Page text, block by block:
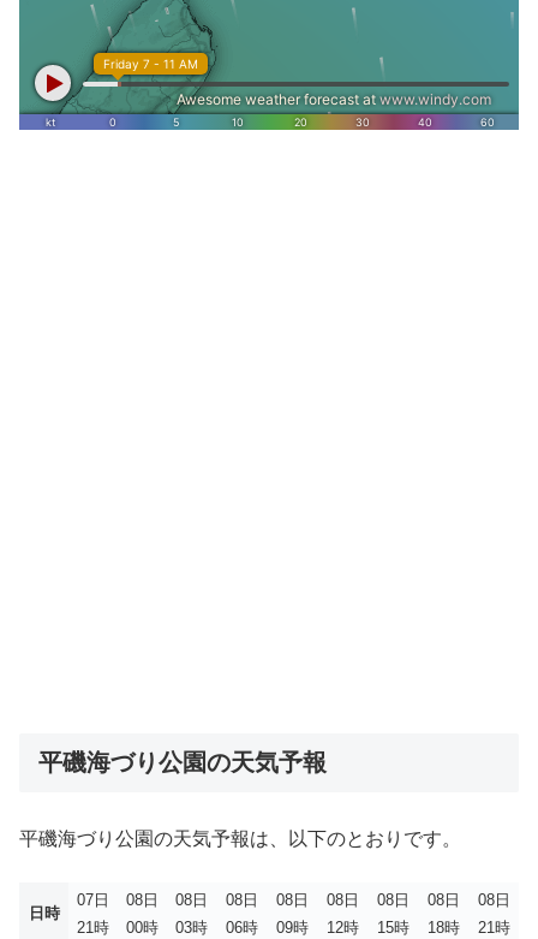
平磯海づり公園の天気予報
平磯海づり公園の天気予報は、以下のとおりです。
日時
07日
21時
08日
00時
08日
03時
08日
06時
08日
09時
08日
12時
08日
15時
08日
18時
08日
21時